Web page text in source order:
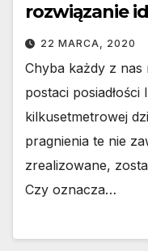
rozwiązanie
22 MARCA, 2020
Chyba każdy z nas
postaci
kilkusetmetrowej
pragnienia te nie
zrealizowane,
Czy oznacza…